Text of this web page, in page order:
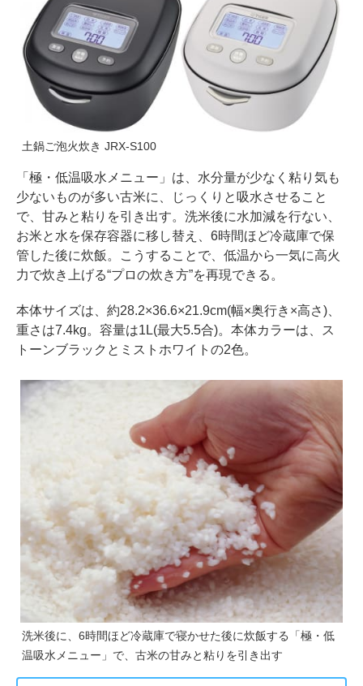
土鍋ご泡火炊き JRX-S100
「極・低温吸水メニュー」は、水分量が少なく粘り気も
少ないものが多い古米に、じっくりと吸水させること
で、甘みと粘りを引き出す。洗米後に水加減を行ない、
お米と水を保存容器に移し替え、6時間ほど冷蔵庫で保
管した後に炊飯。こうすることで、低温から一気に高火
力で炊き上げる“プロの炊き方”を再現できる。
本体サイズは、約28.2×36.6×21.9cm(幅×奥行き×高さ)、
重さは7.4kg。容量は1L(最大5.5合)。本体カラーは、ス
トーンブラックとミストホワイトの2色。
洗米後に、6時間ほど冷蔵庫で寝かせた後に炊飯する「極・低
温吸水メニュー」で、古米の甘みと粘りを引き出す